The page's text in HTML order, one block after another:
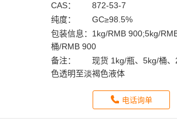
CAS：
872-53-7
纯度：
GC≥98.5%
包装信息： 1kg/RMB 900;5kg/
桶/RMB 900
备注：
现货 1kg/瓶、5kg/桶
色透明至淡褐色液体
电话询单